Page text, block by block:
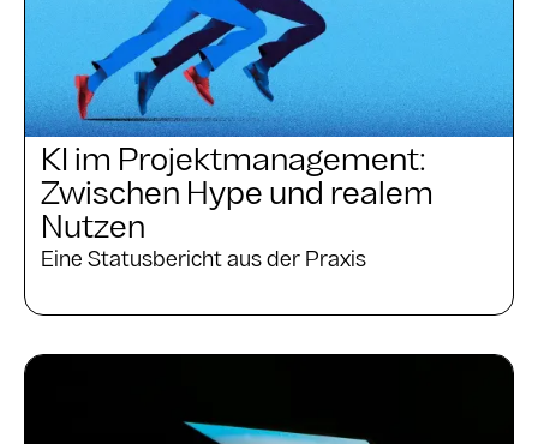
KI im Projektmanagement:
Zwischen Hype und realem
Nutzen
Eine Statusbericht aus der Praxis